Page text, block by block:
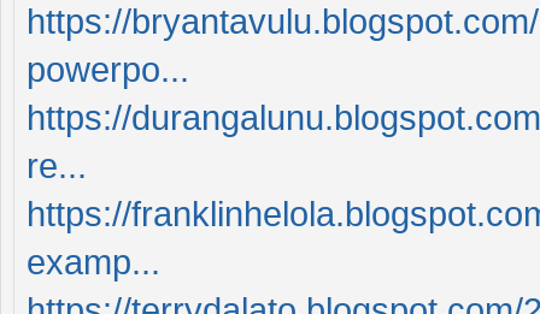
https://
powerpo...
https://
re...
https://
examp...